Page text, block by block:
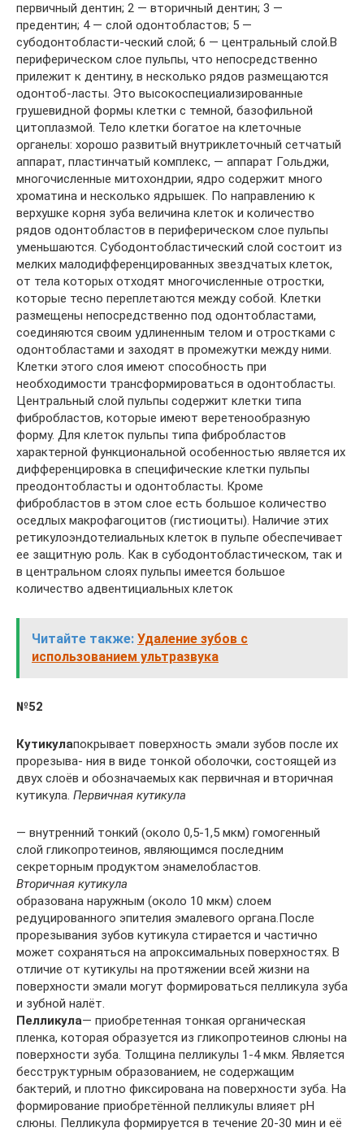
первичный дентин; 2 — вторичный дентин; 3 —
предентин; 4 — слой одонтобластов; 5 —
субодонтобласти-ческий слой; 6 — центральный слой.В
периферическом слое пульпы, что непосредственно
прилежит к дентину, в несколько рядов размещаются
одонтоб-ласты. Это высокоспециализированные
грушевидной формы клетки с темной, базофильной
цитоплазмой. Тело клетки богатое на клеточные
органелы: хорошо развитый внутриклеточный сетчатый
аппарат, пластинчатый комплекс, — аппарат Гольджи,
многочисленные митохондрии, ядро содержит много
хроматина и несколько ядрышек. По направлению к
верхушке корня зуба величина клеток и количество
рядов одонтобластов в периферическом слое пульпы
уменьшаются. Субодонтобластический слой состоит из
мелких малодифференцированных звездчатых клеток,
от тела которых отходят многочисленные отростки,
которые тесно переплетаются между собой. Клетки
размещены непосредственно под одонтобластами,
соединяются своим удлиненным телом и отростками с
одонтобластами и заходят в промежутки между ними.
Клетки этого слоя имеют способность при
необходимости трансформироваться в одонтобласты.
Центральный слой пульпы содержит клетки типа
фибробластов, которые имеют веретенообразную
форму. Для клеток пульпы типа фибробластов
характерной функциональной особенностью является их
дифференцировка в специфические клетки пульпы
преодонтобласты и одонтобласты. Кроме
фибробластов в этом слое есть большое количество
оседлых макрофагоцитов (гистиоциты). Наличие этих
ретикулоэндотелиальных клеток в пульпе обеспечивает
ее защитную роль. Как в субодонтобластическом, так и
в центральном слоях пульпы имеется большое
количество адвентициальных клеток
Читайте также: Удаление зубов с
использованием ультразвука
№52
Кутикулапокрывает поверхность эмали зубов после их
прорезыва- ния в виде тонкой оболочки, состоящей из
двух слоёв и обозначаемых как первичная и вторичная
кутикула. Первичная кутикула
— внутренний тонкий (около 0,5-1,5 мкм) гомогенный
слой гликопротеинов, являющимся последним
секреторным продуктом энамелобластов.
Вторичная кутикула
образована наружным (около 10 мкм) слоем
редуцированного эпителия эмалевого органа.После
прорезывания зубов кутикула стирается и частично
может сохраняться на апроксимальных поверхностях. В
отличие от кутикулы на протяжении всей жизни на
поверхности эмали могут формироваться пелликула зуба
и зубной налёт.
Пелликула— приобретенная тонкая органическая
пленка, которая образуется из гликопротеинов слюны на
поверхности зуба. Толщина пелликулы 1-4 мкм. Является
бесструктурным образованием, не содержащим
бактерий, и плотно фиксирована на поверхности зуба. На
формирование приобретённой пелликулы влияет рН
слюны. Пелликула формируется в течение 20-30 мин и её